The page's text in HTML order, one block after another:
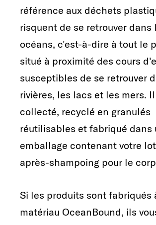
référence aux déchets
risquent de se retrouver dans
océans, c'est-à-dire à tout le
situé à proximité des cours
susceptibles de se retrouver
rivières, les lacs et les mers.
collecté, recyclé en granulés
réutilisables et fabriqué dans
emballage contenant votre
après-shampoing pour le
Si les produits sont fabriqués
matériau OceanBound, ils